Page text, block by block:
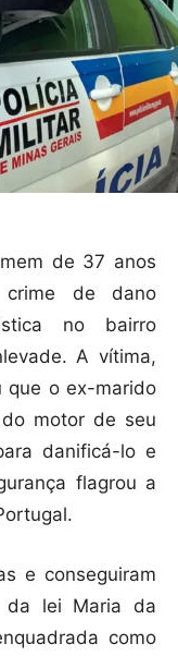
de 37 anos
crime de dano
no bairro
A vítima,
que o ex-marido
motor de seu
danificá-lo e
flagrou a
e conseguiram
da lei Maria da
como